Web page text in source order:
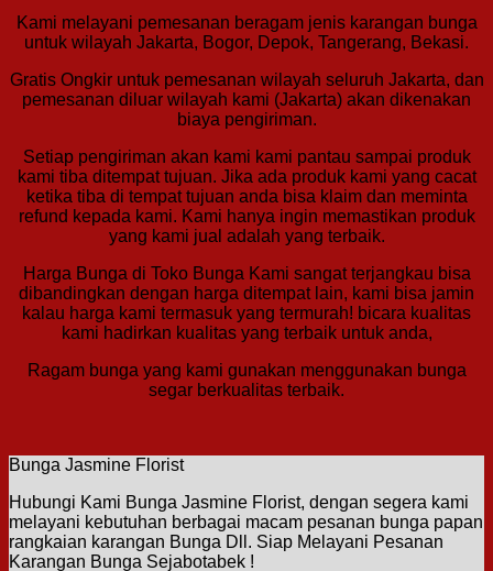
Kami melayani pemesanan beragam jenis karangan bunga
untuk wilayah Jakarta, Bogor, Depok, Tangerang, Bekasi.
Gratis Ongkir untuk pemesanan wilayah seluruh Jakarta, dan
pemesanan diluar wilayah kami (Jakarta) akan dikenakan
biaya pengiriman.
Setiap pengiriman akan kami kami pantau sampai produk
kami tiba ditempat tujuan. Jika ada produk kami yang cacat
ketika tiba di tempat tujuan anda bisa klaim dan meminta
refund kepada kami. Kami hanya ingin memastikan produk
yang kami jual adalah yang terbaik.
Harga Bunga di Toko Bunga Kami sangat terjangkau bisa
dibandingkan dengan harga ditempat lain, kami bisa jamin
kalau harga kami termasuk yang termurah! bicara kualitas
kami hadirkan kualitas yang terbaik untuk anda,
Ragam bunga yang kami gunakan menggunakan bunga
segar berkualitas terbaik.
Bunga Jasmine Florist
Hubungi Kami Bunga Jasmine Florist, dengan segera kami
melayani kebutuhan berbagai macam pesanan bunga papan
rangkaian karangan Bunga Dll. Siap Melayani Pesanan
Karangan Bunga Sejabotabek !